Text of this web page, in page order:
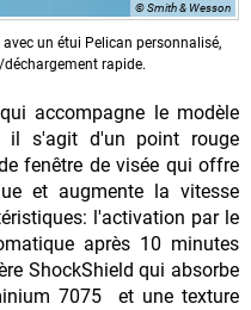
© Smith & Wesson
un étui Pelican personnalisé,
rapide.
qui accompagne le modèle
il s'agit d'un point rouge
fenêtre de visée qui offre
et augmente la vitesse
l'activation par le
après 10 minutes
ShockShield qui absorbe
7075 et une texture